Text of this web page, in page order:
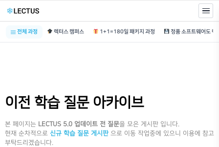
전체 과정 렉터스 캠퍼스 1+1=180일 패키지 과정
이전 학습 질문 아카이브
본 페이지는 LECTUS 5.0 업데이트 전 질문을 모은 게시판 입니다.
현재 순차적으로 신규 학습 질문 게시판 으로 이동 작업중에 있으니 이용에 참고
부탁드리겠습니다.